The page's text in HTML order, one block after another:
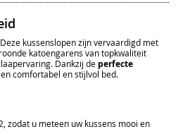
kussenslopen zijn vervaardigd met
katoengarens van topkwaliteit
Dankzij de perfecte
comfortabel en stijlvol bed.
zodat u meteen uw kussens mooi en